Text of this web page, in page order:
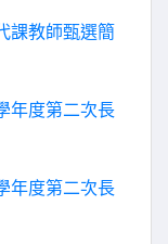
課教師甄選簡
年度第二次長
年度第二次長